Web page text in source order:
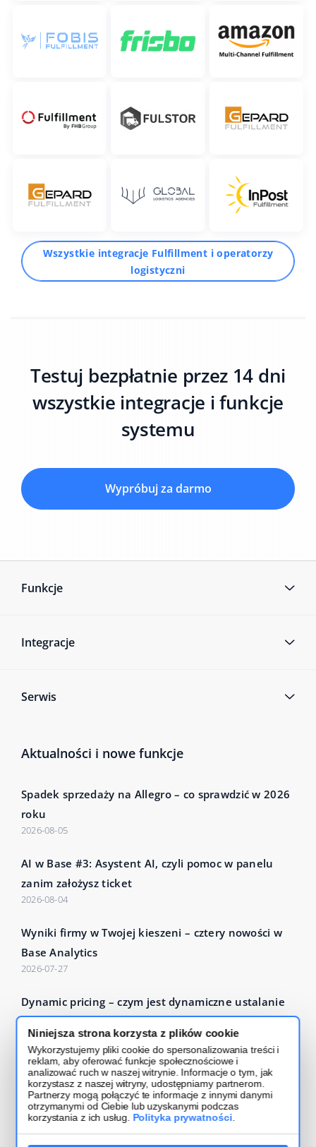
Niniejsza strona korzysta z plików cookie
Wykorzystujemy pliki cookie do spersonalizowania treści i
reklam, aby oferować funkcje społecznościowe i
analizować ruch w naszej witrynie. Informacje o tym, jak
korzystasz z naszej witryny, udostępniamy partnerom.
Partnerzy mogą połączyć te informacje z innymi danymi
otrzymanymi od Ciebie lub uzyskanymi podczas
korzystania z ich usług. Polityka prywatności.
Wszystkie integracje Fulfillment i operatorzy
logistyczni
Testuj bezpłatnie przez 14 dni
wszystkie integracje i funkcje
systemu
Wypróbuj za darmo
Funkcje
Integracje
Serwis
Aktualności i nowe funkcje
Spadek sprzedaży na Allegro – co sprawdzić w 2026
roku
2026-08-05
AI w Base #3: Asystent AI, czyli pomoc w panelu
zanim założysz ticket
2026-08-04
Wyniki firmy w Twojej kieszeni – cztery nowości w
Base Analytics
2026-07-27
Dynamic pricing – czym jest dynamiczne ustalanie
cen i jak działa?
2026-07-24
Czytaj więcej – Base Blog